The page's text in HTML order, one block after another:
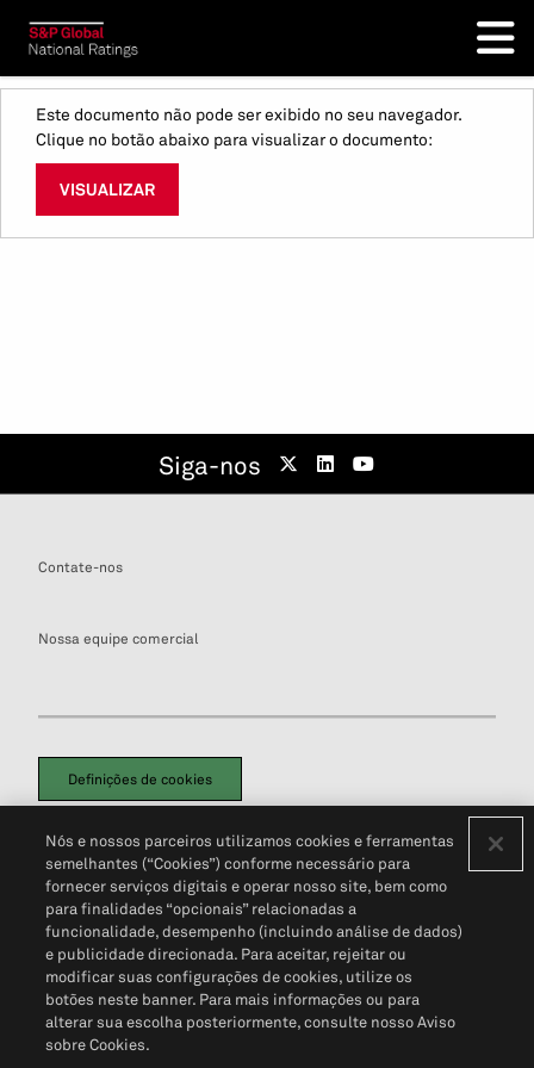
Este documento não pode ser exibido no seu navegador.
Clique no botão abaixo para visualizar o documento:
VISUALIZAR
Siga-nos
Contate-nos
Nossa equipe comercial
Definições de cookies
Política de PrivacidadePortal de privacidade do cliente (em inglês)
Não Venda Minhas Informações Pessoais© 2026 S&P Global
Nós e nossos parceiros utilizamos cookies e ferramentas
semelhantes (“Cookies”) conforme necessário para
fornecer serviços digitais e operar nosso site, bem como
para finalidades “opcionais” relacionadas a
funcionalidade, desempenho (incluindo análise de dados)
e publicidade direcionada. Para aceitar, rejeitar ou
modificar suas configurações de cookies, utilize os
botões neste banner. Para mais informações ou para
alterar sua escolha posteriormente, consulte nosso Aviso
sobre Cookies.